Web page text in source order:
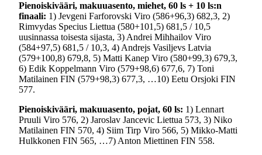
Pienoiskivääri, makuuasento, miehet, 60 ls + 10 ls:n
finaali: 1) Jevgeni Farforovski Viro (586+96,3) 682,3, 2)
Rimvydas Specius Liettua (580+101,5) 681,5 / 10,5
uusinnassa toisesta sijasta, 3) Andrei Mihhailov Viro
(584+97,5) 681,5 / 10,3, 4) Andrejs Vasiljevs Latvia
(579+100,8) 679,8, 5) Matti Kanep Viro (580+99,3) 679,3,
6) Edik Koppelmann Viro (579+98,6) 677,6, 7) Toni
Matilainen FIN (579+98,3) 677,3, …10) Eetu Orsjoki FIN
577.
Pienoiskivääri, makuuasento, pojat, 60 ls: 1) Lennart
Pruuli Viro 576, 2) Jaroslav Jancevic Liettua 573, 3) Niko
Matilainen FIN 570, 4) Siim Tirp Viro 566, 5) Mikko-Matti
Hulkkonen FIN 565, …7) Anton Miettinen FIN 558.